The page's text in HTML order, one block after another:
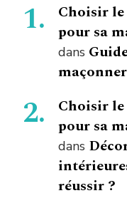
Choisir le
pour sa
dans
Choisir le
pour sa
dans
réussir ?